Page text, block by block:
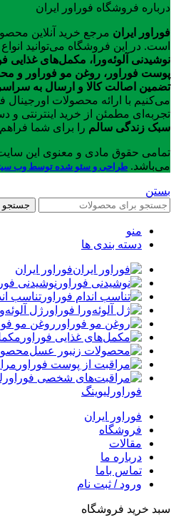
درباره فروشگاه فوراور ایران
فوراور ایران مرجع خرید آنلاین
است. در این فروشگاه می‌توانید
نوشیدنی آلوئه‌ورا، مکمل‌های غذایی
پوست فوراور، روغن مو فوراور و
تضمین اصالت کالا و ارسال به
می‌کنیم با ارائه محصولات
تجربه‌ای مطمئن از خرید اینترنتی و
سبک زندگی سالم را برای شما
تمامی حقوق مادی و معنوی این سایت
می‌باشد. طراحی و سئو شده توسط وب
بستن
جستجو
منو
دسته بندی ها
فوراور ایران
نوشیدنی
تناسب
ژل
روغن مو
فوراورلیوینگ
فوراور ایران
فروشگاه
مقالات
درباره ما
تماس باما
ورود / ثبت نام
سبد خرید فروشگاه